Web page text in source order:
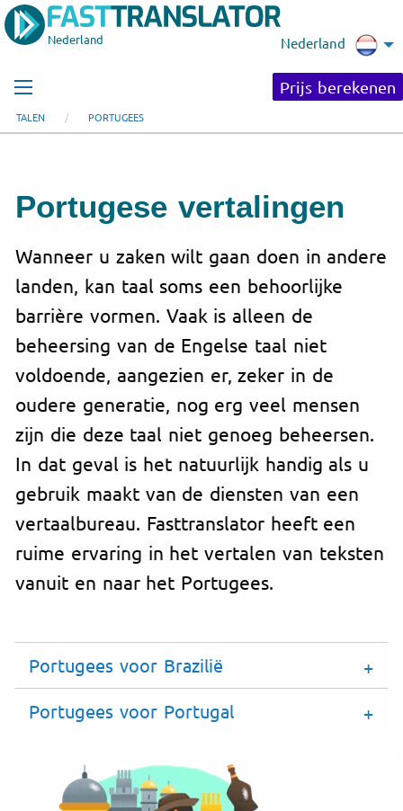
Nederland Nederland
Prijs berekenen
TALEN PORTUGEES
Portugese vertalingen
Wanneer u zaken wilt gaan doen in andere
landen, kan taal soms een behoorlijke
barrière vormen. Vaak is alleen de
beheersing van de Engelse taal niet
voldoende, aangezien er, zeker in de
oudere generatie, nog erg veel mensen
zijn die deze taal niet genoeg beheersen.
In dat geval is het natuurlijk handig als u
gebruik maakt van de diensten van een
vertaalbureau. Fasttranslator heeft een
ruime ervaring in het vertalen van teksten
vanuit en naar het Portugees.
Portugees voor Brazilië
Portugees voor Portugal